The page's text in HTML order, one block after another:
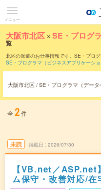
メニュー
大阪市北区 ×SE・プログ
覧
北区の派遣のお仕事情報です。SE・プロ
SE・プログラマ（ビジネスアプリケーショ
などのこだ
典：SE・プログラマ（データベース系）の
大阪市北区 / SE・プログラマ（データ
全 2件
未読 掲載日 2026/07/30
【VB.net／ASP.net
ム保守・改善対応/在